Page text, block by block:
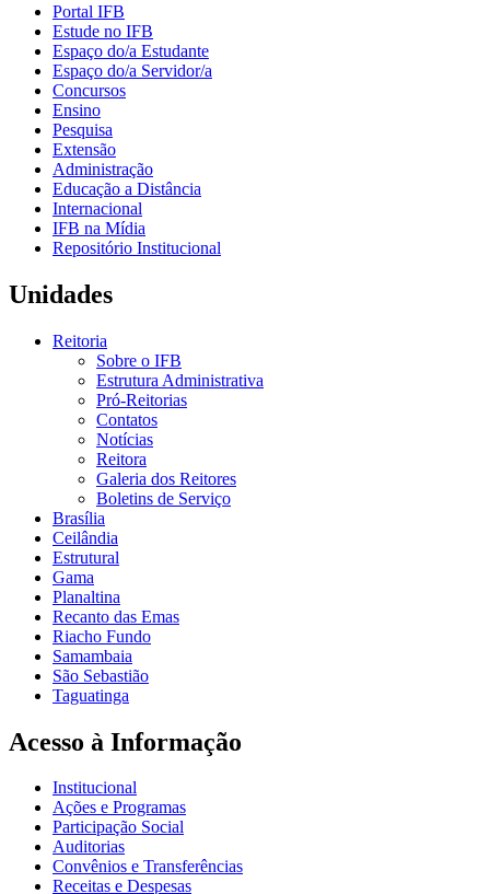
Portal IFB
Estude no IFB
Espaço do/a Estudante
Espaço do/a Servidor/a
Concursos
Ensino
Pesquisa
Extensão
Administração
Educação a Distância
Internacional
IFB na Mídia
Repositório Institucional
Unidades
Reitoria
Sobre o IFB
Estrutura Administrativa
Pró-Reitorias
Contatos
Notícias
Reitora
Galeria dos Reitores
Boletins de Serviço
Brasília
Ceilândia
Estrutural
Gama
Planaltina
Recanto das Emas
Riacho Fundo
Samambaia
São Sebastião
Taguatinga
Acesso à Informação
Institucional
Ações e Programas
Participação Social
Auditorias
Convênios e Transferências
Receitas e Despesas